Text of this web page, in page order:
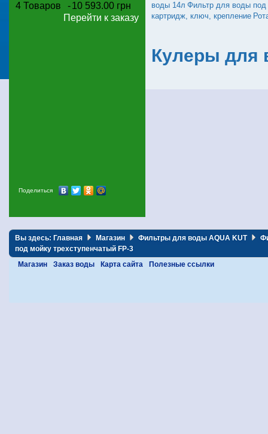
4 Товаров -10 593.00 грн
Перейти к заказу
Поделиться
воды 14л Фильтр для воды под
картридж, ключ, крепление
Кулеры для
Вы здесь: Главная Магазин Фильтры для воды AQUA KUT
под мойку трехступенчатый FP-3
Магазин
Заказ воды Карта сайта Полезные ссылки